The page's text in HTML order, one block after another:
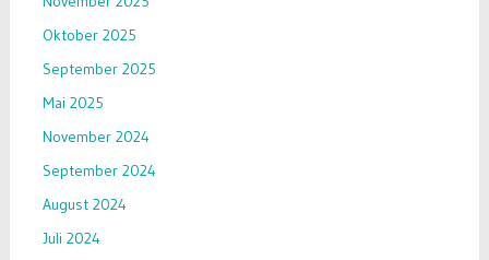
Oktober 2025
September 2025
Mai 2025
November 2024
September 2024
August 2024
Juli 2024